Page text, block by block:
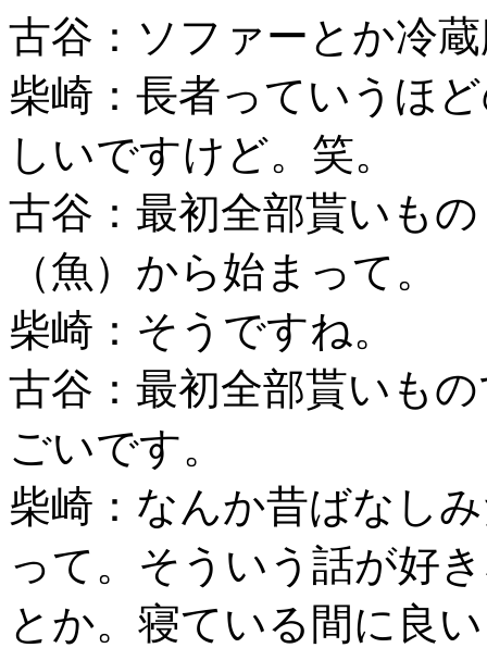
古谷：ソファーとか冷
柴崎：長者っていうほ
しいですけど。笑。
古谷：最初全部貰いも
（魚）から始まって。
柴崎：そうですね。
古谷：最初全部貰いも
ごいです。
柴崎：なんか昔ばなし
って。そういう話が好
とか。寝ている間に良